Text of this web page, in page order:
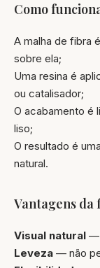
Como
A malha de fibra
sobre ela;
Uma resina é
ou catalisador;
O acabamento é
liso;
O resultado é
natural.
Vantagens
Visual natural —
Leveza — não